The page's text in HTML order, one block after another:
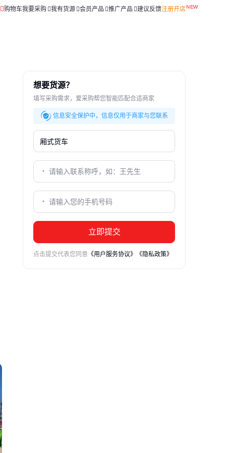
购物车我要采购 我有货源 会员产品 推广产品 建议反馈注册开店
想要货源？
填写采购需求，爱采购帮您智能匹配合适商家
信息安全保护中，信息仅用于商家与您联系
立即提交
点击提交代表您同意 《用户服务协议》 《隐私政策》